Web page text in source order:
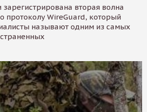
зарегистрирована вторая волна
протоколу WireGuard, который
называют одним из самых